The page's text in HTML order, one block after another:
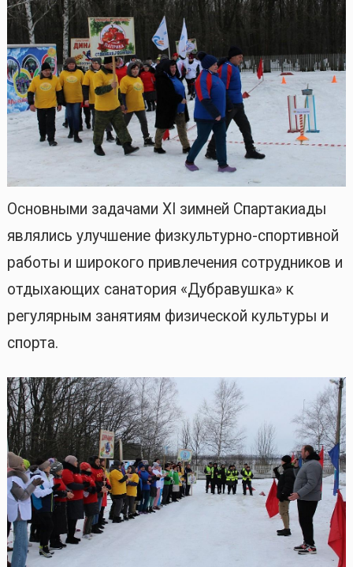
Основными задачами XI зимней Спартакиады
являлись улучшение физкультурно-спортивной
работы и широкого привлечения сотрудников и
отдыхающих санатория «Дубравушка» к
регулярным занятиям физической культуры и
спорта.